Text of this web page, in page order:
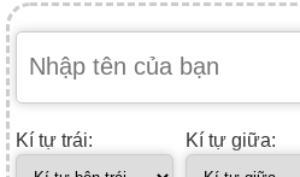
Kí tự trái: Kí tự giữa: